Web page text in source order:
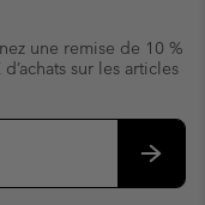
une remise de 10 %
sur les articles